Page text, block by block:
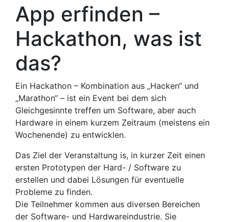
App erfinden –
Hackathon, was ist
das?
Ein Hackathon – Kombination aus „Hacken“ und
„Marathon“ – ist ein Event bei dem sich
Gleichgesinnte treffen um Software, aber auch
Hardware in einem kurzem Zeitraum (meistens ein
Wochenende) zu entwicklen.
Das Ziel der Veranstaltung is, in kurzer Zeit einen
ersten Prototypen der Hard- / Software zu
erstellen und dabei Lösungen für eventuelle
Probleme zu finden.
Die Teilnehmer kommen aus diversen Bereichen
der Software- und Hardwareindustrie. Sie